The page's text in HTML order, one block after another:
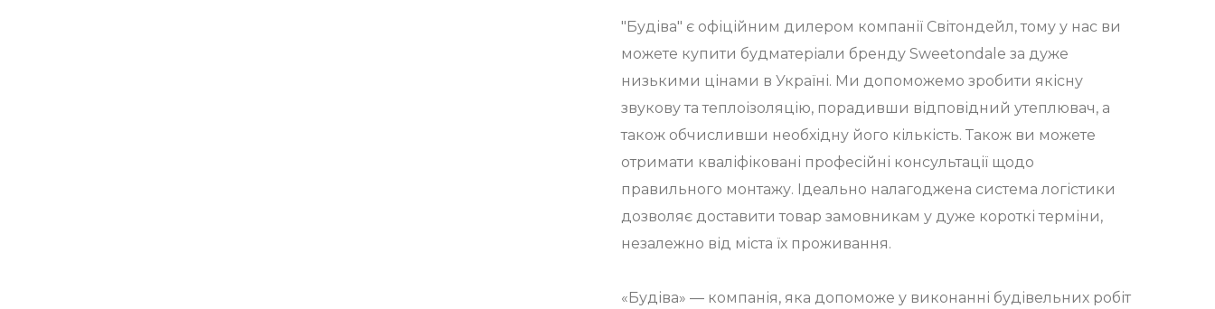
"Будіва" є офіційним дилером компанії Світондейл, тому у нас ви
можете купити будматеріали бренду Sweetondale за дуже
низькими цінами в Україні. Ми допоможемо зробити якісну
звукову та теплоізоляцію, порадивши відповідний утеплювач, а
також обчисливши необхідну його кількість. Також ви можете
отримати кваліфіковані професійні консультації щодо
правильного монтажу. Ідеально налагоджена система логістики
дозволяє доставити товар замовникам у дуже короткі терміни,
незалежно від міста їх проживання.
«Будіва» — компанія, яка допоможе у виконанні будівельних робіт